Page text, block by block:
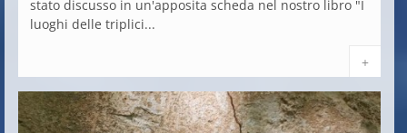
stato discusso in un'apposita scheda nel nostro libro "I
luoghi delle triplici...
+